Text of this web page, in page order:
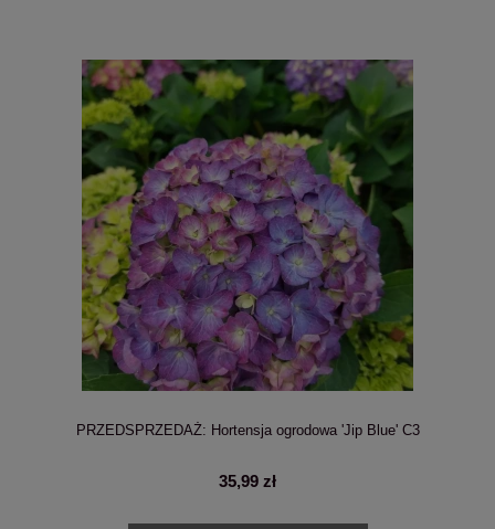
PRZEDSPRZEDAŻ: Hortensja ogrodowa 'Jip Blue' C3
35,99 zł